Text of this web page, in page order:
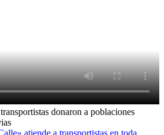
donaron a poblaciones